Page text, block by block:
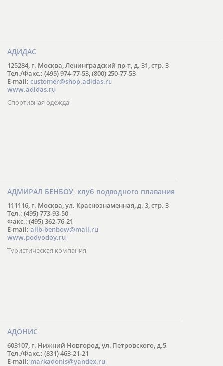
АДИДАС
125284, г. Москва, Ленинградский пр-т, д. 31, стр. 3
Тел./Факс.: (495) 974-77-53, (800) 250-77-53
E-mail: customer@shop.adidas.ru
www.adidas.ru
Спортивная одежда
АДМИРАЛ БЕНБОУ, клуб подводного плавания
111116, г. Москва, ул. Краснознаменная, д. 3, стр. 3
Тел.: (495) 773-93-50
Факс.: (495) 362-76-21
E-mail: alib-benbow@mail.ru
www.podvodoy.ru
Туристическая компания
АДОНИС
603107, г. Нижний Новгород, ул. Петровского, д.5
Тел./Факс.: (831) 463-21-21
E-mail: markadonis@yandex.ru